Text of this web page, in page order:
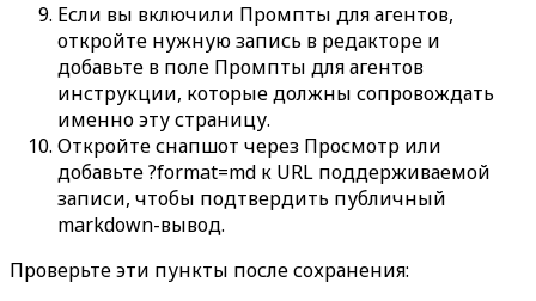
Если вы включили Промпты для агентов,
откройте нужную запись в редакторе и
добавьте в поле Промпты для агентов
инструкции, которые должны сопровождать
именно эту страницу.
Откройте снапшот через Просмотр или
добавьте?format=md к URL поддерживаемой
записи, чтобы подтвердить публичный
markdown-вывод.
Проверьте эти пункты после сохранения: